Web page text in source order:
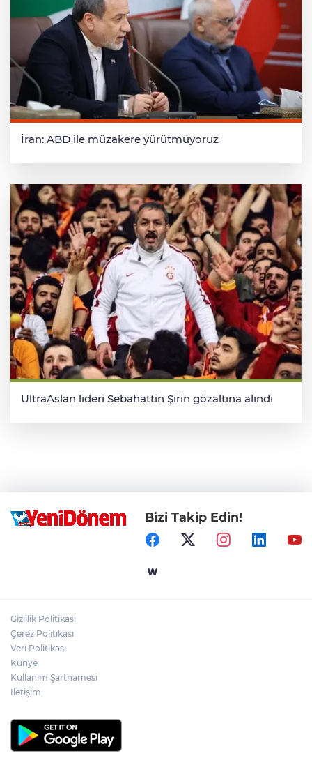
İran: ABD ile müzakere yürütmüyoruz
UltraAslan lideri Sebahattin Şirin gözaltına alındı
Bizi Takip Edin!
Gizlilik Politikası
Çerez Politikası
Veri Politikası
Künye
Kullanım Şartnamesi
İletişim